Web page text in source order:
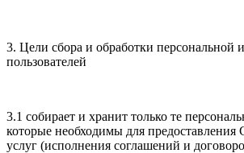
3. Цели сбора и обработки персональной
пользователей
3.1 собирает и хранит только те
которые необходимы для предоставления
услуг (исполнения соглашений и